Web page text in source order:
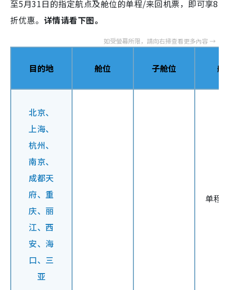
至5月31日的指定航点及舱位的单程/来回机票，即可享8
折优惠。 详情请看下图。
目的地 舱位 子舱位 航
北京、
上海、
杭州、
南京、
成都天
府、重
庆、丽
江、西
安、海
口、 三
亚
单程 /